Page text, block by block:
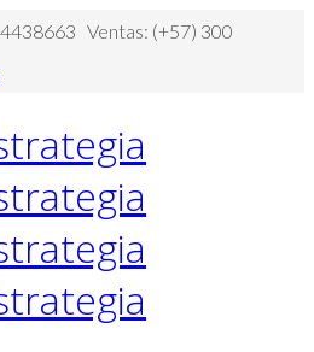
Ventas: (+57) 300